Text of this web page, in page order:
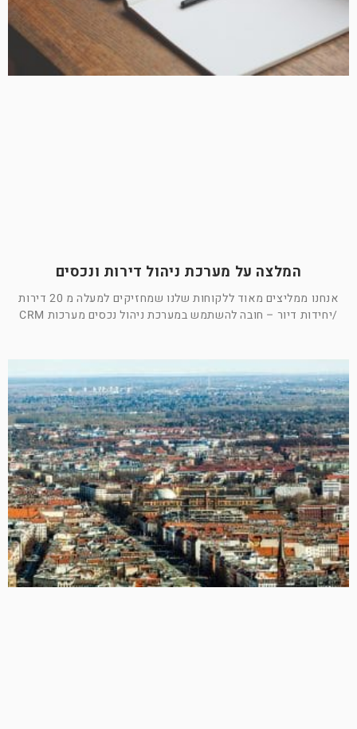
המלצה על מערכת ניהול דירות ונכסים
אנחנו ממליצים מאוד ללקוחות שלנו שמחזיקים למעלה מ 20 דירות
/יחידות דיור – חובה להשתמש במערכת ניהול נכסים מערכות CRM